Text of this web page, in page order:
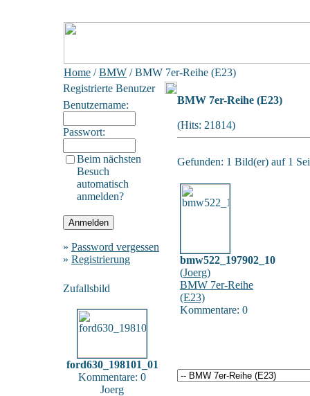
Home /BMW / BMW 7er-Reihe (E23)
Registrierte Benutzer
Benutzername:
Passwort:
Beim nächsten
Besuch
automatisch
anmelden?
» Password vergessen
» Registrierung
Zufallsbild
ford630_198101_01
Kommentare: 0
Joerg
BMW 7er-Reihe (E23)
(Hits: 21814)
Gefunden: 1 Bild(er) auf 1
bmw522_197902_10
(Joerg)
BMW 7er-Reihe
(E23)
Kommentare: 0